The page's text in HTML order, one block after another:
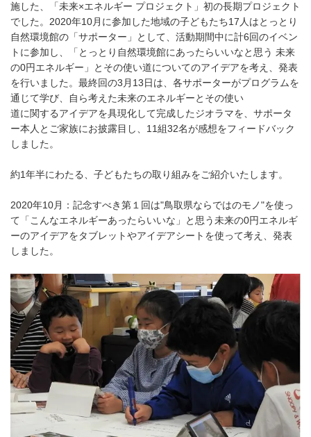
施した、「未来×エネルギー プロジェクト」初の長期プロジェクト
でした。2020年10月に参加した地域の子どもたち17人はとっとり
自然環境館の「サポーター」として、活動期間中に計6回のイベン
トに参加し、「とっとり自然環境館にあったらいいなと思う 未来
の0円エネルギー」とその使い道についてのアイデアを考え、発表
を行いました。最終回の3月13日は、各サポーターがプログラムを
通じて学び、自ら考えた未来のエネルギーとその使い
道に関するアイデアを具現化して完成したジオラマを、サポータ
ー本人とご家族にお披露目し、11組32名が感想をフィードバック
しました。
約1年半にわたる、子どもたちの取り組みをご紹介いたします。
2020年10月：記念すべき第１回は"鳥取県ならではのモノ"を使っ
て「こんなエネルギーあったらいいな」と思う未来の0円エネルギ
ーのアイデアをタブレットやアイデアシートを使って考え、発表
しました。